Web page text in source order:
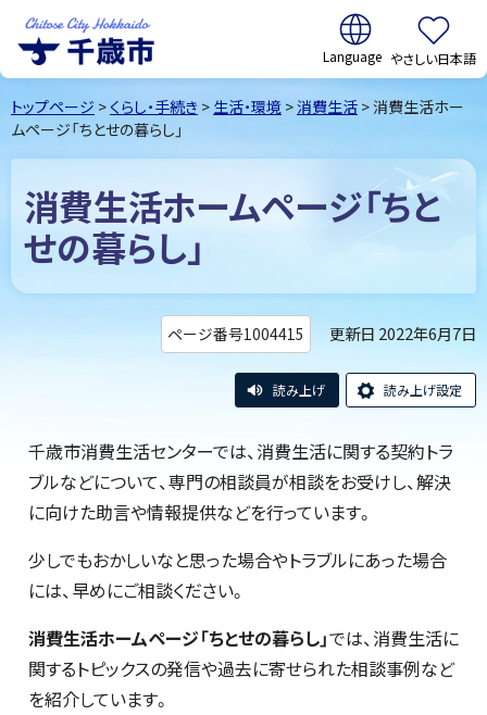
千歳市Chitose
City Hokkaido
翻訳:
やさしい日本語
トップページ > くらし・手続き > 生活・環境 >消費生活 > 消費生活ホー
ムページ「ちとせの暮らし」
消費生活ホームページ「ちと
せの暮らし」
ページ番号1004415 更新日 2022年6月7日
読み上げ 読み上げ設定
千歳市消費生活センターでは、消費生活に関する契約トラ
ブルなどについて、専門の相談員が相談をお受けし、解決
に向けた助言や情報提供などを行っています。
少しでもおかしいなと思った場合やトラブルにあった場合
には、早めにご相談ください。
消費生活ホームページ「ちとせの暮らし」では、消費生活に
関するトピックスの発信や過去に寄せられた相談事例など
を紹介しています。